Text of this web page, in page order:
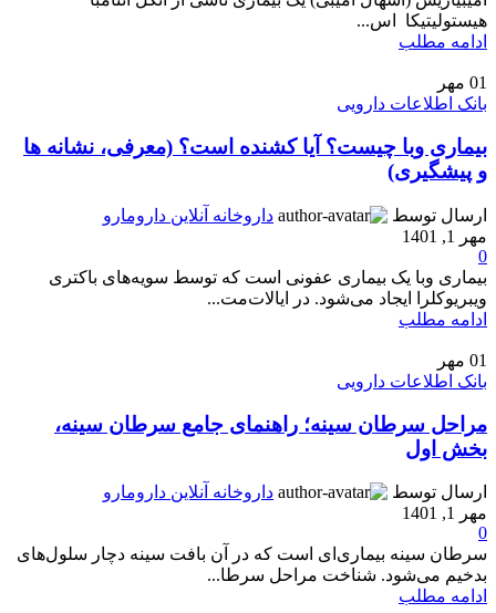
هیستولیتیکا اس...
ادامه مطلب
01 مهر
بانک اطلاعات دارویی
بیماری وبا چیست؟ آیا کشنده است؟ (معرفی، نشانه ها
و پیشگیری)
ارسال توسط
داروخانه آنلاین دارومارو
مهر 1, 1401
0
بیماری وبا یک بیماری عفونی است که توسط سویه‌های باکتری
ویبریوکلرا ایجاد می‌شود. در ایالات‌مت...
ادامه مطلب
01 مهر
بانک اطلاعات دارویی
مراحل سرطان سینه؛ راهنمای جامع سرطان سینه،
بخش اول
ارسال توسط
داروخانه آنلاین دارومارو
مهر 1, 1401
0
سرطان سینه بیماری‌ای است که در آن بافت سینه دچار سلول‌های
بدخیم می‌شود. شناخت مراحل سرطا...
ادامه مطلب